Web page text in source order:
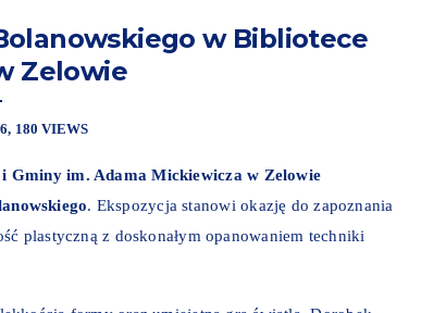
w Bibliotece
Zelowie
180 VIEWS
Gminy im. Adama Mickiewicza w Zelowie
. Ekspozycja stanowi okazję do zapoznania
plastyczną z doskonałym opanowaniem techniki